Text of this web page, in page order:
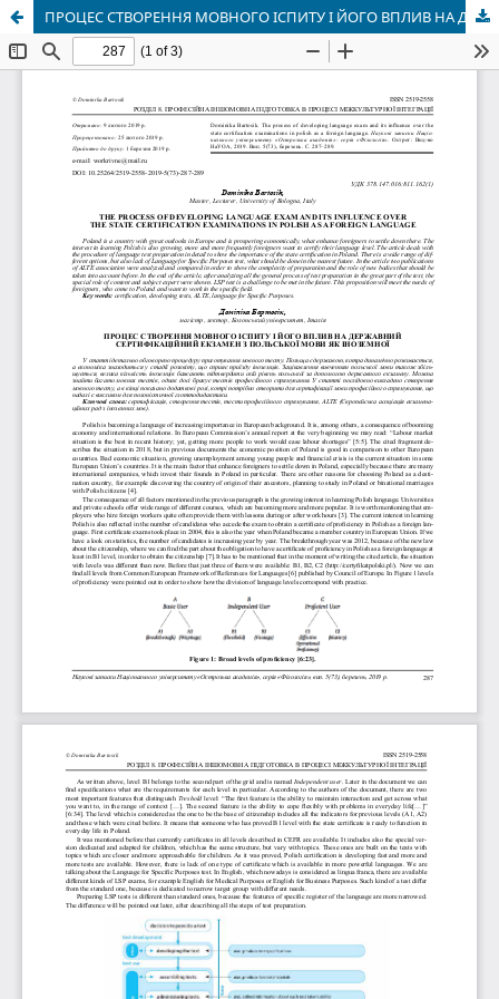
ПРОЦЕС СТВОРЕННЯ МОВНОГО ІСПИТУ І ЙОГО ВПЛИВ НА ДЕРЖАВНИЙ СЕРТИФІКАЦІЙНИЙ ЕКЗАМЕН З ПОЛЬСЬКОЇ МОВИ ЯК ІНОЗЕМНОЇ